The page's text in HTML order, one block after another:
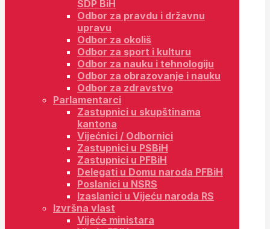
SDP BiH
Odbor za pravdu i državnu
upravu
Odbor za okoliš
Odbor za sport i kulturu
Odbor za nauku i tehnologiju
Odbor za obrazovanje i nauku
Odbor za zdravstvo
Parlamentarci
Zastupnici u skupštinama
kantona
Vijećnici / Odbornici
Zastupnici u PSBiH
Zastupnici u PFBiH
Delegati u Domu naroda PFBiH
Poslanici u NSRS
Izaslanici u Vijeću naroda RS
Izvršna vlast
Vijeće ministara